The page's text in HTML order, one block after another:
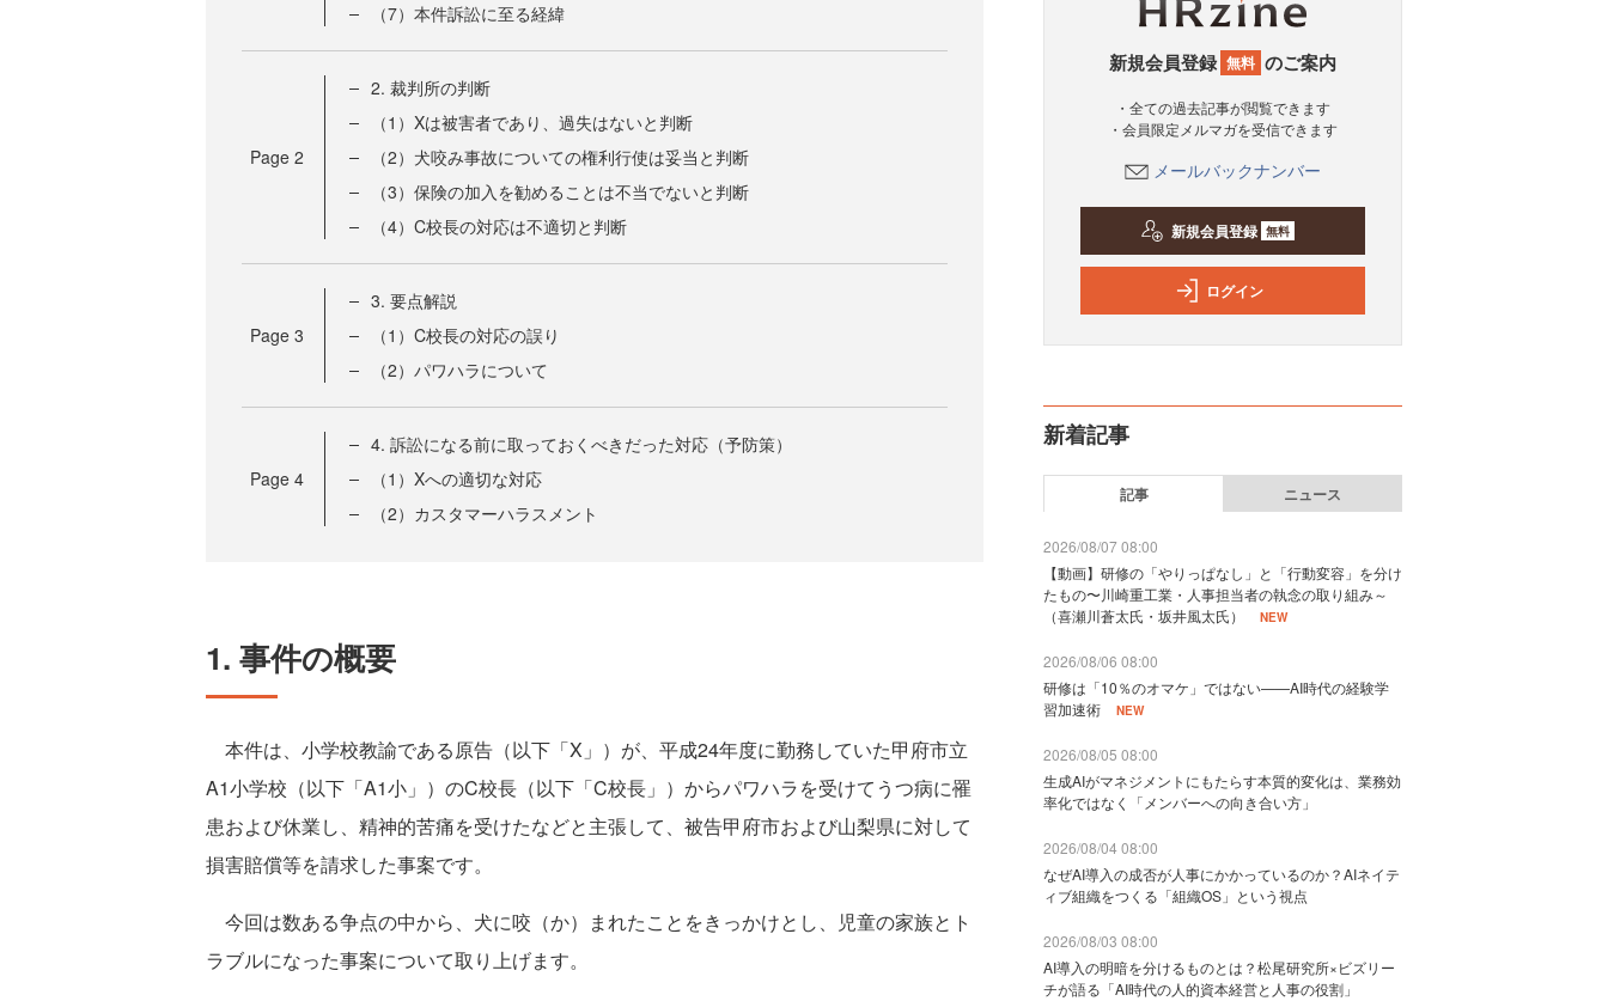
（7）本件訴訟に至る経緯
Page 2
2. 裁判所の判断
（1）Xは被害者であり、過失はないと判断
（2）犬咬み事故についての権利行使は妥当と判断
（3）保険の加入を勧めることは不当でないと判断
（4）C校長の対応は不適切と判断
Page 3
3. 要点解説
（1）C校長の対応の誤り
（2）パワハラについて
Page 4
4. 訴訟になる前に取っておくべきだった対応（予防策）
（1）Xへの適切な対応
（2）カスタマーハラスメント
1. 事件の概要
本件は、小学校教諭である原告（以下「X」）が、平成24年度に勤務していた甲府市立
A1小学校（以下「A1小」）のC校長（以下「C校長」）からパワハラを受けてうつ病に罹
患および休業し、精神的苦痛を受けたなどと主張して、被告甲府市および山梨県に対して
損害賠償等を請求した事案です。
今回は数ある争点の中から、犬に咬（か）まれたことをきっかけとし、児童の家族とト
ラブルになった事案について取り上げます。
新規会員登録 無料 のご案内
・全ての過去記事が閲覧できます
・会員限定メルマガを受信できます
メールバックナンバー
新規会員登録 無料
ログイン
新着記事
記事 ニュース
2026/08/07 08:00
【動画】研修の「やりっぱなし」と「行動変容」を分け
たもの〜川崎重工業・人事担当者の執念の取り組み～
（喜瀬川蒼太氏・坂井風太氏）
NEW
2026/08/06 08:00
研修は「10％のオマケ」ではない——AI時代の経験学
習加速術
NEW
2026/08/05 08:00
生成AIがマネジメントにもたらす本質的変化は、業務効
率化ではなく「メンバーへの向き合い方」
2026/08/04 08:00
なぜAI導入の成否が人事にかかっているのか？AIネイテ
ィブ組織をつくる「組織OS」という視点
2026/08/03 08:00
AI導入の明暗を分けるものとは？松尾研究所×ビズリー
チが語る「AI時代の人的資本経営と人事の役割」